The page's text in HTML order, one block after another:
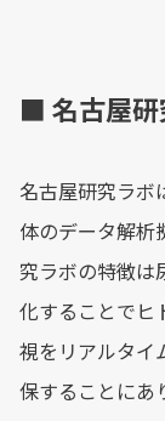
■ 名古屋研
名古屋研究ラボ
体のデータ解析
究ラボの特徴は
化することでヒ
視をリアルタイ
保することにあ